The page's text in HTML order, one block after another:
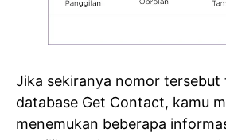
Jika sekiranya nomor tersebut
database Get Contact, kamu
menemukan beberapa